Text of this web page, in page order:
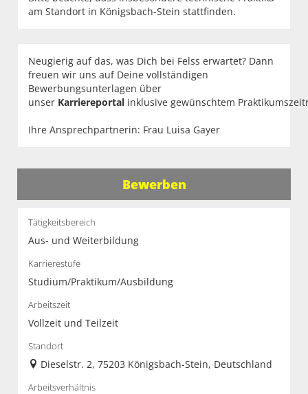
am Standort in Königsbach-Stein stattfinden.
Neugierig auf das, was Dich bei Felss erwartet? Dann
freuen wir uns auf Deine vollständigen
Bewerbungsunterlagen über
unser Karriereportal inklusive gewünschtem
Ihre Ansprechpartnerin: Frau Luisa Gayer
Bewerben
Tätigkeitsbereich
Aus- und Weiterbildung
Karrierestufe
Studium/Praktikum/Ausbildung
Arbeitszeit
Vollzeit und Teilzeit
Standort
Dieselstr. 2, 75203 Königsbach-Stein, Deutschland
Arbeitsverhältnis